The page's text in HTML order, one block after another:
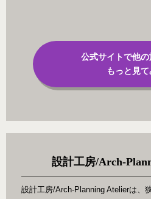
公式サイトで他
もっと見て
設計工房/Arch-
設計工房/Arch-Planning Atelierは、